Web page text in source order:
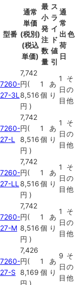
型番
通常
単価
(税別)
(税込
単価)
最
小
発
注
数
量
ス
ラ
イ
ド
値
引
通
常
出
荷
日
色
7260-
27-3L
7,742
円(
8,516
円 )
1
個
あ
り
1
日
目
そ
の
他
7260-
27-L
7,742
円(
8,516
円 )
1
個
あ
り
1
日
目
そ
の
他
7260-
27-LL
7,742
円(
8,516
円 )
1
個
あ
り
1
日
目
そ
の
他
7260-
27-M
7,742
円(
8,516
円 )
1
個
あ
り
1
日
目
そ
の
他
7260-
27-S
7,426
円(
8,169
円 )
1
個
あ
り
9
日
目
そ
の
他